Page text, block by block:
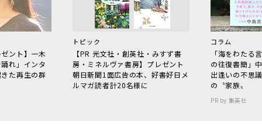
ント】一木
れ」インタ
た再生の群
トピック
【PR 光文社・創英社・みすず書
房・ミネルヴァ書房】プレゼント
朝日新聞1面広告の本、好書好日メ
ルマガ読者計20名様に
コラム
「海をわた
の往復書簡」
出逢いの不思
の〝家族〟
PR by 集英社